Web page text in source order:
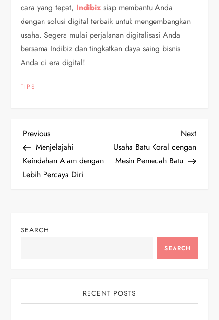
cara yang tepat, Indibiz siap membantu Anda
dengan solusi digital terbaik untuk mengembangkan
usaha. Segera mulai perjalanan digitalisasi Anda
bersama Indibiz dan tingkatkan daya saing bisnis
Anda di era digital!
TIPS
P
o
s
n
i
Previous
Post
Previous
Menjelajahi
Keindahan Alam dengan
Lebih Percaya Diri
Next
Post
Next
Usaha Batu Koral dengan
Mesin Pemecah Batu
SEARCH
SEARCH
RECENT POSTS